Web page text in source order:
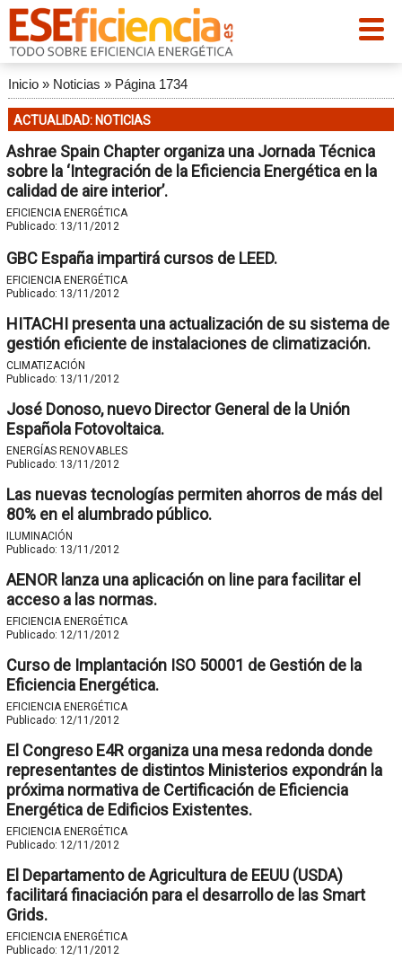
Inicio» Noticias » Página 1734
ACTUALIDAD: NOTICIAS
Ashrae Spain Chapter organiza una Jornada Técnica
sobre la ‘Integración de la Eficiencia Energética en la
calidad de aire interior’.
EFICIENCIA ENERGÉTICA
Publicado: 13/11/2012
GBC España impartirá cursos de LEED.
EFICIENCIA ENERGÉTICA
Publicado: 13/11/2012
HITACHI presenta una actualización de su sistema de
gestión eficiente de instalaciones de climatización.
CLIMATIZACIÓN
Publicado: 13/11/2012
José Donoso, nuevo Director General de la Unión
Española Fotovoltaica.
ENERGÍAS RENOVABLES
Publicado: 13/11/2012
Las nuevas tecnologías permiten ahorros de más del
80% en el alumbrado público.
ILUMINACIÓN
Publicado: 13/11/2012
AENOR lanza una aplicación on line para facilitar el
acceso a las normas.
EFICIENCIA ENERGÉTICA
Publicado: 12/11/2012
Curso de Implantación ISO 50001 de Gestión de la
Eficiencia Energética.
EFICIENCIA ENERGÉTICA
Publicado: 12/11/2012
El Congreso E4R organiza una mesa redonda donde
representantes de distintos Ministerios expondrán la
próxima normativa de Certificación de Eficiencia
Energética de Edificios Existentes.
EFICIENCIA ENERGÉTICA
Publicado: 12/11/2012
El Departamento de Agricultura de EEUU (USDA)
facilitará finaciación para el desarrollo de las Smart
Grids.
EFICIENCIA ENERGÉTICA
Publicado: 12/11/2012